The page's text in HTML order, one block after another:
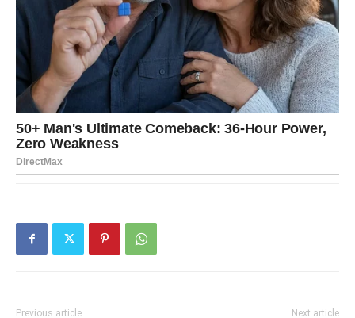
Previous article Next article